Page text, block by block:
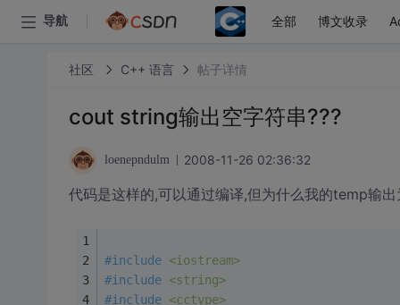
导航 全部 博文收录
社区 C++ 语言 帖子详情
cout string输出空字符串???
loenepndulm 2008-11-26 02:36:32
代码是这样的,可以通过编译,但为什么我的temp输
#include <iostream>
#include <string>
#include <cctype>